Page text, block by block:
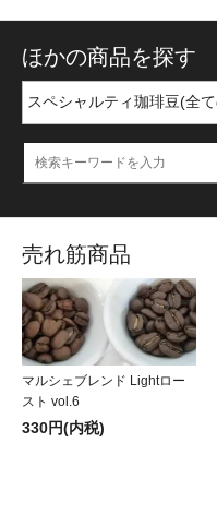
ほかの商品を探す
売れ筋商品
マルシェブレンド Lightロー
スト vol.6
330円(内税)